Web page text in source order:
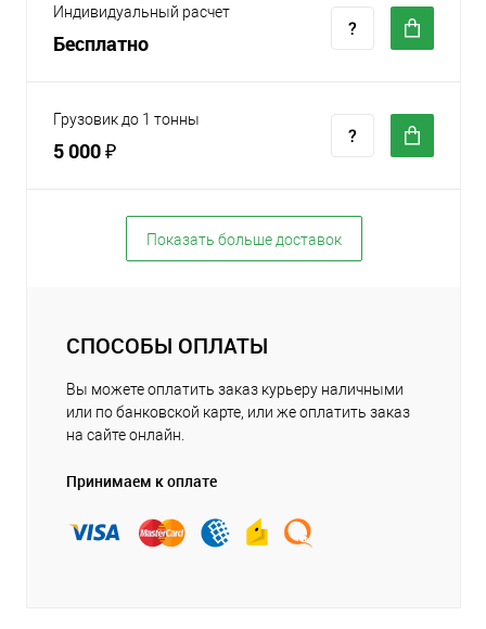
Индивидуальный расчет
Бесплатно
Грузовик до 1 тонны
5 000 ₽
Показать больше доставок
СПОСОБЫ ОПЛАТЫ
Вы можете оплатить заказ курьеру наличными
или по банковской карте, или же оплатить заказ
на сайте онлайн.
Принимаем к оплате